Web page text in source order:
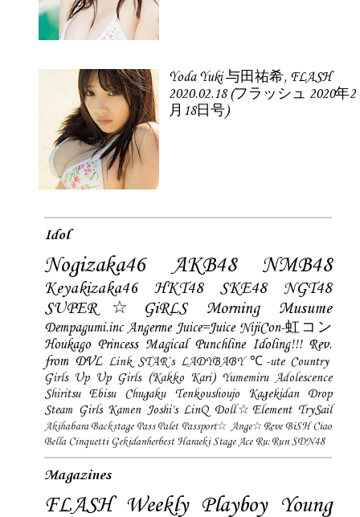
Yoda Yuki 与田祐希, FLASH
2020.02.18 (フラッシュ 2020年2
月18日号)
Idol
Nogizaka46 AKB48 NMB48
Keyakizaka46 HKT48 SKE48
NGT48
SUPER☆GiRLS
Morning Musume
Dempagumi.inc Angerme Juice=Juice NijiCon-虹コン
Houkago Princess Magical Punchline Idoling!!! Rev.
from DVL Link STAR`s LADYBABY ℃-ute Country
Girls Up Up Girls (Kakko Kari) Yumemiru Adolescence
Shiritsu Ebisu Chugaku
Tenkoushoujo Kagekidan
Drop
Steam Girls Kamen Joshi's LinQ Doll☆Element TrySail
Akihabara Backstage Pass Palet Passport☆ Ange☆Reve BiSH Ciao
Bella Cinquetti Gekidanherbest Haraeki Stage Ace Ru:Run SDN48
Magazines
FLASH Weekly Playboy Young